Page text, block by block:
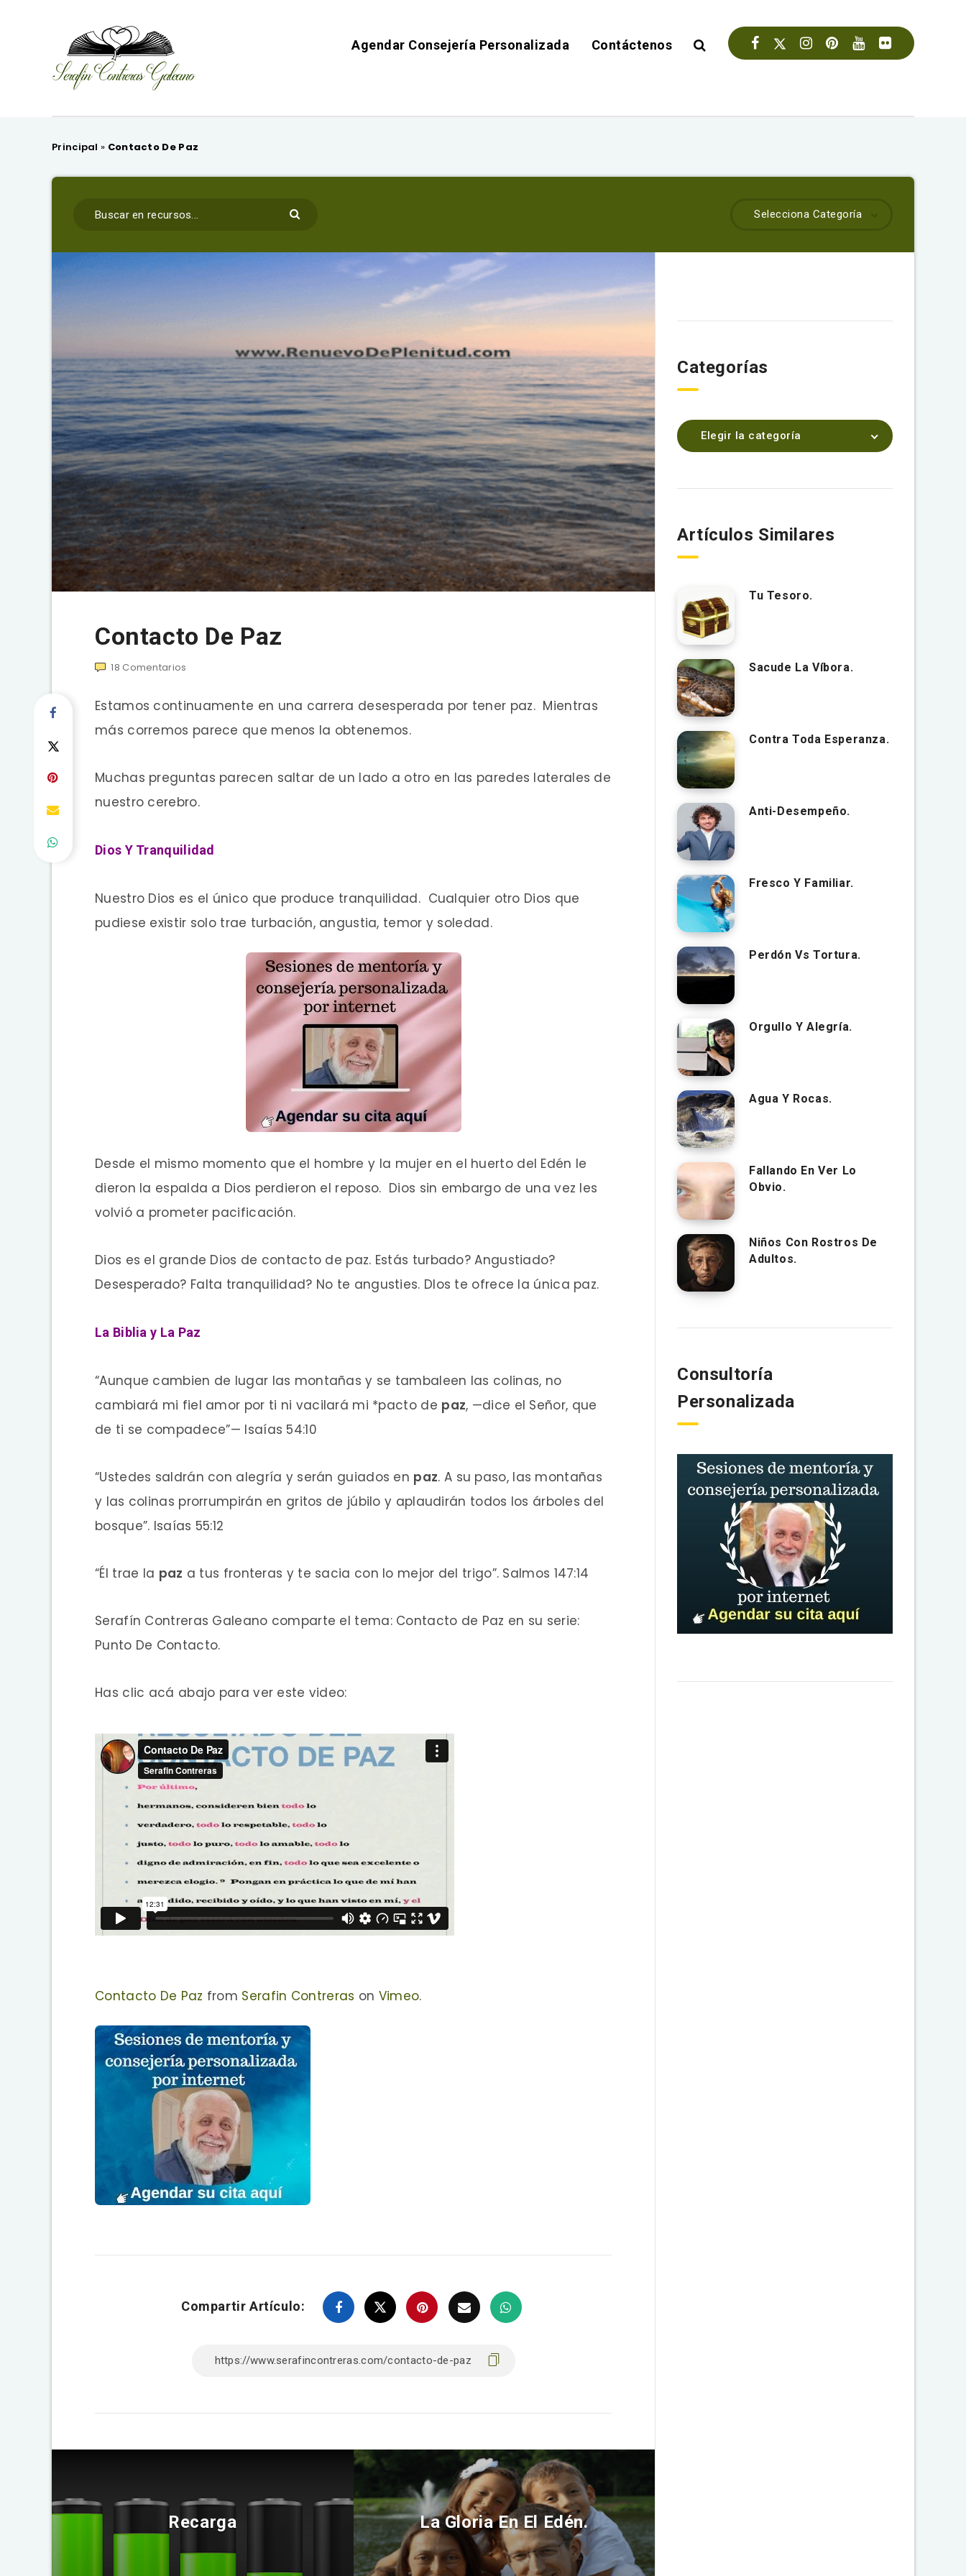
Agendar Consejería Personalizada Contáctenos
Principal » Contacto De Paz
Selecciona Categoría
Contacto De Paz
18 Comentarios
Estamos continuamente en una carrera desesperada por tener paz. Mientras
más corremos parece que menos la obtenemos.
Muchas preguntas parecen saltar de un lado a otro en las paredes laterales de
nuestro cerebro.
Dios Y Tranquilidad
Nuestro Dios es el único que produce tranquilidad. Cualquier otro Dios que
pudiese existir solo trae turbación, angustia, temor y soledad.
Desde el mismo momento que el hombre y la mujer en el huerto del Edén le
dieron la espalda a Dios perdieron el reposo. Dios sin embargo de una vez les
volvió a prometer pacificación.
Dios es el grande Dios de contacto de paz. Estás turbado? Angustiado?
Desesperado? Falta tranquilidad? No te angusties. DIos te ofrece la única paz.
La Biblia y La Paz
“Aunque cambien de lugar las montañas y se tambaleen las colinas, no
cambiará mi fiel amor por ti ni vacilará mi *pacto de paz, —dice el Señor, que
de ti se compadece”— Isaías 54:10
“Ustedes saldrán con alegría y serán guiados en paz. A su paso, las montañas
y las colinas prorrumpirán en gritos de júbilo y aplaudirán todos los árboles del
bosque”. Isaías 55:12
“Él trae la paz a tus fronteras y te sacia con lo mejor del trigo”. Salmos 147:14
Serafín Contreras Galeano comparte el tema: Contacto de Paz en su serie:
Punto De Contacto.
Has clic acá abajo para ver este video:
Contacto De Paz from Serafin Contreras on Vimeo.
Compartir Artículo:
Recarga La Gloria En El Edén.
Categorías
Elegir la categoría
Artículos Similares
Tu Tesoro.
Sacude La Víbora.
Contra Toda Esperanza.
Anti-Desempeño.
Fresco Y Familiar.
Perdón Vs Tortura.
Orgullo Y Alegría.
Agua Y Rocas.
Fallando En Ver Lo
Obvio.
Niños Con Rostros De
Adultos.
Consultoría
Personalizada